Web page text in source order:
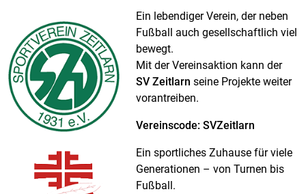
Ein lebendiger Verein, der neben
Fußball auch gesellschaftlich viel
bewegt.
Mit der Vereinsaktion kann der
SV Zeitlarn seine Projekte weiter
vorantreiben.
Vereinscode: SVZeitlarn
Ein sportliches Zuhause für viele
Generationen – von Turnen bis
Fußball.